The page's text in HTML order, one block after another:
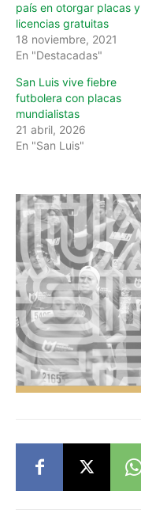
país en otorgar placas y
licencias gratuitas
18 noviembre, 2021
En "Destacadas"
San Luis vive fiebre
futbolera con placas
mundialistas
21 abril, 2026
En "San Luis"